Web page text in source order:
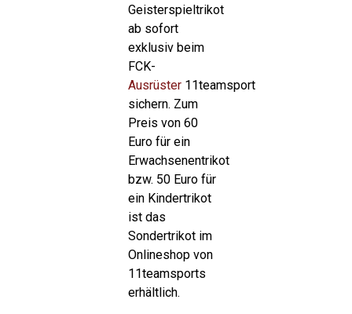
Geisterspieltrikot
ab sofort
exklusiv beim
FCK-
Ausrüster11teamsport
sichern. Zum
Preis von 60
Euro für ein
Erwachsenentrikot
bzw. 50 Euro für
ein Kindertrikot
ist das
Sondertrikot im
Onlineshop von
11teamsports
erhältlich.